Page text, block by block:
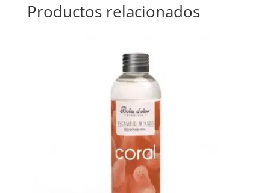
Productos relacionados